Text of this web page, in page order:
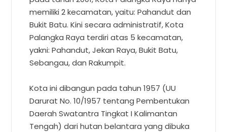
memiliki 2 kecamatan, yaitu: Pahandut dan
Bukit Batu. Kini secara administratif, Kota
Palangka Raya terdiri atas 5 kecamatan,
yakni: Pahandut, Jekan Raya, Bukit Batu,
Sebangau, dan Rakumpit.
Kota ini dibangun pada tahun 1957 (UU
Darurat No. 10/1957 tentang Pembentukan
Daerah Swatantra Tingkat I Kalimantan
Tengah) dari hutan belantara yang dibuka